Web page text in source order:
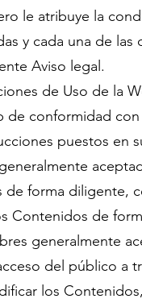
le atribuye la
y cada una de
Aviso legal.
de Uso de la
conformidad
puestos en
forma diligente,
Contenidos de
generalmente
del público a
los